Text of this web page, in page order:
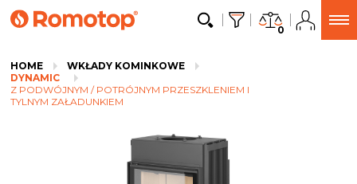
0
HOME
WKŁADY KOMINKOWE
DYNAMIC
Z PODWÓJNYM / POTRÓJNYM PRZESZKLENIEM I
TYLNYM ZAŁADUNKIEM